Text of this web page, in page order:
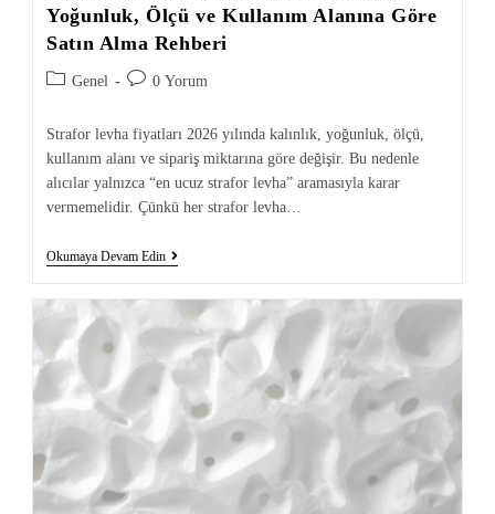
Yoğunluk, Ölçü ve Kullanım Alanına Göre
Satın Alma Rehberi
Genel 0 Yorum
Strafor levha fiyatları 2026 yılında kalınlık, yoğunluk, ölçü,
kullanım alanı ve sipariş miktarına göre değişir. Bu nedenle
alıcılar yalnızca “en ucuz strafor levha” aramasıyla karar
vermemelidir. Çünkü her strafor levha…
Okumaya Devam Edin